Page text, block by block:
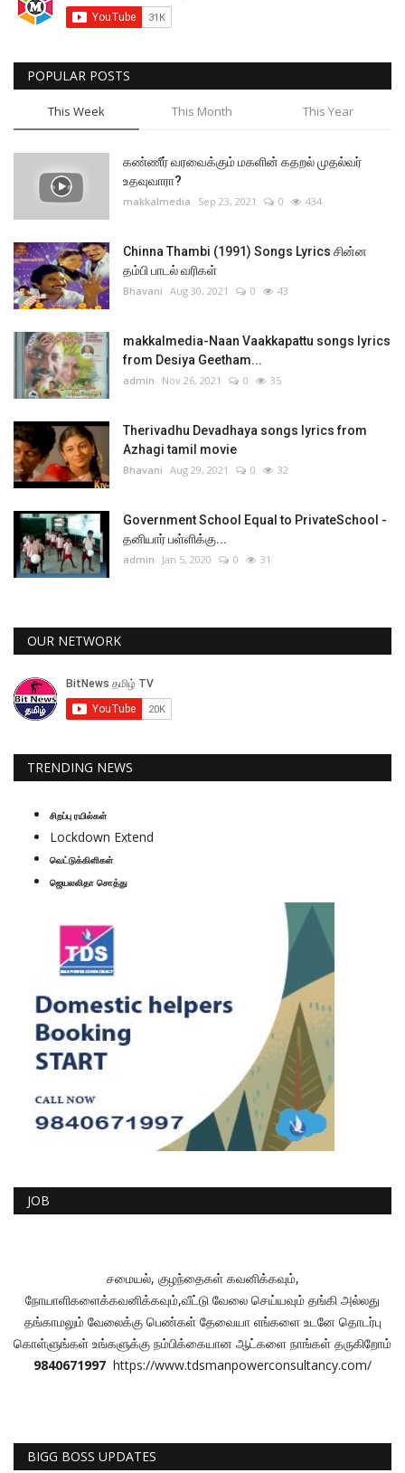
POPULAR POSTS
This Week This Month This Year
கண்ணீர் வரவைக்கும் மகளின் கதறல் முதல்வர்
உதவுவாரா?
makkalmedia Sep 23, 2021 0 434
Chinna Thambi (1991) Songs Lyrics சின்ன
தம்பி பாடல் வரிகள்
Bhavani Aug 30, 2021 0 43
makkalmedia-Naan Vaakkapattu songs lyrics
from Desiya Geetham...
admin Nov 26, 2021 0 35
Therivadhu Devadhaya songs lyrics from
Azhagi tamil movie
Bhavani Aug 29, 2021 0 32
Government School Equal to PrivateSchool -
தனியார் பள்ளிக்கு...
admin Jan 5, 2020 0 31
OUR NETWORK
TRENDING NEWS
சிறப்பு ரயில்கள்
Lockdown Extend
வெட்டுக்கிளிகள்
ஜெயலலிதா சொத்து
JOB
சமையல், குழந்தைகள் கவனிக்கவும்,
நோயாளிகளைக்கவனிக்கவும்,வீட்டு வேலை செய்யவும் தங்கி அல்லது
தங்காமலும் வேலைக்கு பெண்கள் தேவையா எங்களை உடனே தொடர்பு
கொள்ளுங்கள் உங்களுக்கு நம்பிக்கையான ஆட்களை நாங்கள் தருகிறோம்
9840671997 https://www.tdsmanpowerconsultancy.com/
BIGG BOSS UPDATES